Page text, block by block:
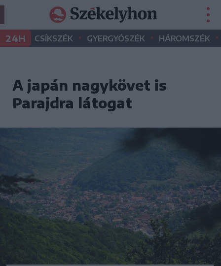
24H CSÍKSZÉK • GYERGYÓSZÉK • HÁROMSZÉK •
A japán nagykövet is
Parajdra látogat